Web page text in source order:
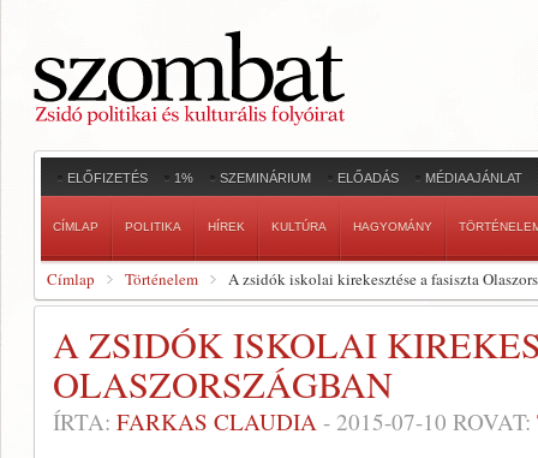
ELŐFIZETÉS 1% SZEMINÁRIUM ELŐADÁS MÉDIAAJÁNLAT
CÍMLAP POLITIKA HÍREK KULTÚRA HAGYOMÁNY
Címlap Történelem A zsidók iskolai kirekesztése a fasiszta
A ZSIDÓK ISKOLAI
OLASZORSZÁGBAN
ÍRTA: FARKAS CLAUDIA - 2015-07-10 ROVAT: